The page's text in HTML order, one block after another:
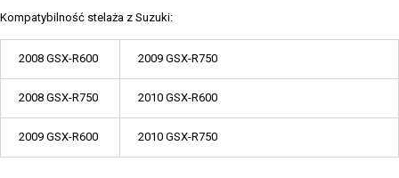
Kompatybilność stelaża z Suzuki:
2008 GSX-R600 2009 GSX-R750
2008 GSX-R750 2010 GSX-R600
2009 GSX-R600 2010 GSX-R750